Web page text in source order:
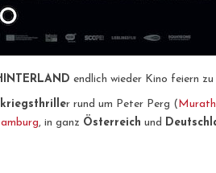
endlich wieder Kino feiern zu
r rund um Peter Perg (
, in ganz Österreich und